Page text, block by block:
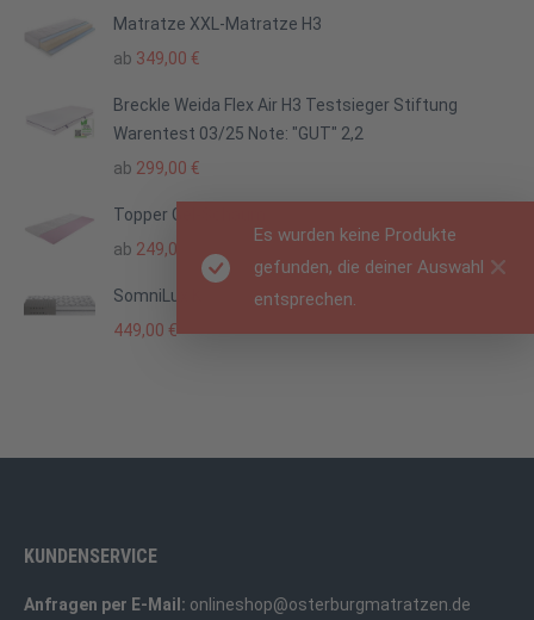
Es wurden keine Produkte
gefunden, die deiner Auswahl
entsprechen.
Matratze XXL-Matratze H3
ab 349,00 €
Breckle Weida Flex Air H3 Testsieger Stiftung
Warentest 03/25 Note: "GUT" 2,2
ab 299,00 €
Topper Gel-Schaum
ab 249,00
SomniLux K
449,00 €
KUNDENSERVICE
Anfragen per E-Mail: onlineshop@osterburgmatratzen.de